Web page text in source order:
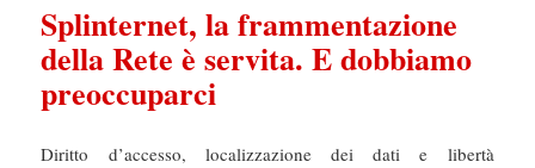
Splinternet, la frammentazione
della Rete è servita. E dobbiamo
preoccuparci
Diritto d’accesso, localizzazione dei dati e libertà